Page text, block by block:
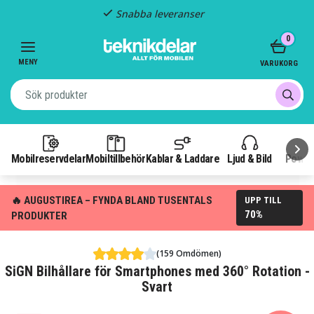
Snabba leveranser
MENY
MobilreservdelarMobiltillbehör Kablar & Laddare Ljud & Bild
0
VARUKORG
🔥 AUGUSTIREA – FYNDA BLAND TUSENTALS
PRODUKTER
UPP TILL
70%
(159 Omdömen)
SiGN Bilhållare för Smartphones med 360° Rotation -
Svart